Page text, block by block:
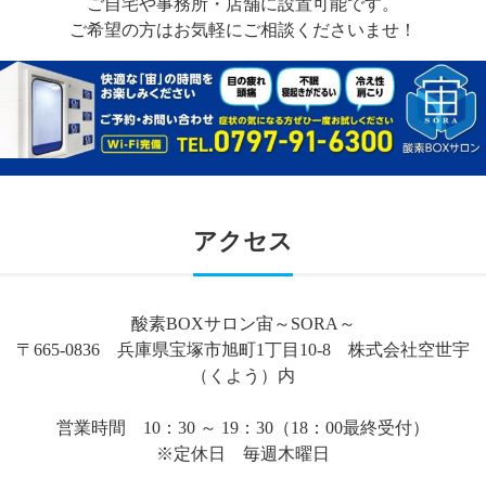
ご自宅や事務所・店舗に設置可能です。
ご希望の方はお気軽にご相談くださいませ！
アクセス
酸素BOXサロン宙～SORA～
〒665-0836 兵庫県宝塚市旭町1丁目10-8 株式会社空世宇
（くよう）内
営業時間 10：30 ～ 19：30（18：00最終受付）
※定休日 毎週木曜日